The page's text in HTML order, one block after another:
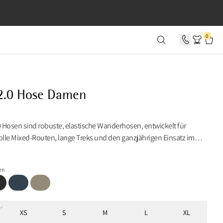
0
Hose Damen
Hosen sind robuste, elastische Wanderhosen, entwickelt für
Mixed-Routen, lange Treks und den ganzjährigen Einsatz im
Midnight Blue
Silver Green
XS S M L XL